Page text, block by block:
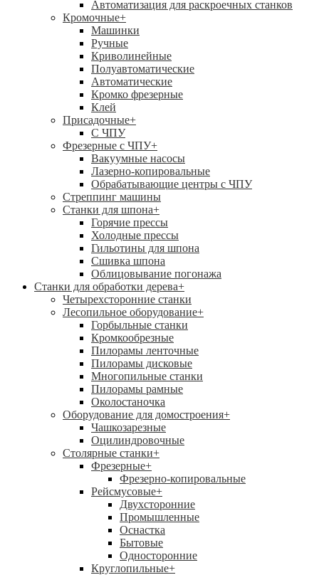
Автоматизация для раскроечных станков
Кромочные+
Машинки
Ручные
Криволинейные
Полуавтоматические
Автоматические
Кромко фрезерные
Клей
Присадочные+
С ЧПУ
Фрезерные с ЧПУ+
Вакуумные насосы
Лазерно-копировальные
Обрабатывающие центры с ЧПУ
Стреппинг машины
Станки для шпона+
Горячие прессы
Холодные прессы
Гильотины для шпона
Сшивка шпона
Облицовывание погонажа
Станки для обработки дерева+
Четырехсторонние станки
Лесопильное оборудование+
Горбыльные станки
Кромкообрезные
Пилорамы ленточные
Пилорамы дисковые
Многопильные станки
Пилорамы рамные
Околостаночка
Оборудование для домостроения+
Чашкозарезные
Оцилиндровочные
Столярные станки+
Фрезерные+
Фрезерно-копировальные
Рейсмусовые+
Двухсторонние
Промышленные
Оснастка
Бытовые
Односторонние
Круглопильные+